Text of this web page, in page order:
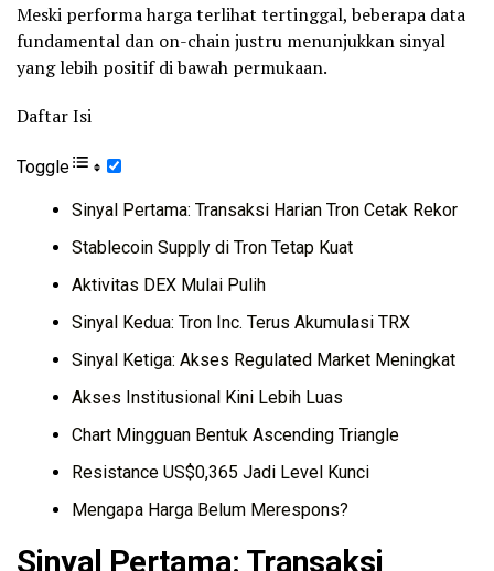
Meski performa harga terlihat tertinggal, beberapa data
fundamental dan on-chain justru menunjukkan sinyal
yang lebih positif di bawah permukaan.
Daftar Isi
Toggle
Sinyal Pertama: Transaksi Harian Tron Cetak Rekor
Stablecoin Supply di Tron Tetap Kuat
Aktivitas DEX Mulai Pulih
Sinyal Kedua: Tron Inc. Terus Akumulasi TRX
Sinyal Ketiga: Akses Regulated Market Meningkat
Akses Institusional Kini Lebih Luas
Chart Mingguan Bentuk Ascending Triangle
Resistance US$0,365 Jadi Level Kunci
Mengapa Harga Belum Merespons?
Sinyal Pertama: Transaksi